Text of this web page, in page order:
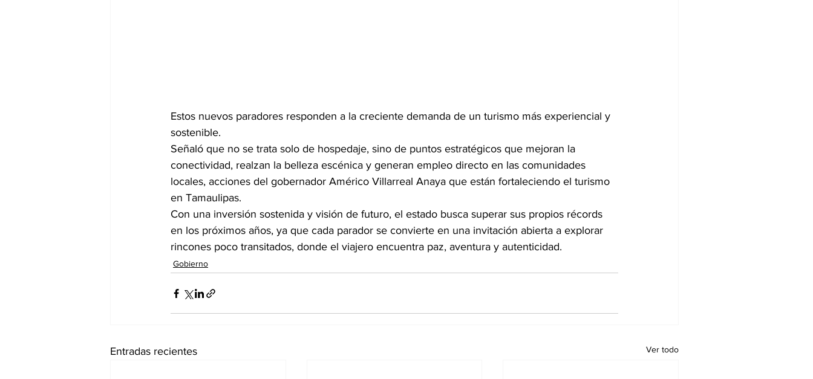
Estos nuevos paradores responden a la creciente demanda de un turismo más experiencial y
sostenible.
Señaló que no se trata solo de hospedaje, sino de puntos estratégicos que mejoran la
conectividad, realzan la belleza escénica y generan empleo directo en las comunidades
locales, acciones del gobernador Américo Villarreal Anaya que están fortaleciendo el turismo
en Tamaulipas.
Con una inversión sostenida y visión de futuro, el estado busca superar sus propios récords
en los próximos años, ya que cada parador se convierte en una invitación abierta a explorar
rincones poco transitados, donde el viajero encuentra paz, aventura y autenticidad.
Gobierno
Entradas recientes Ver todo